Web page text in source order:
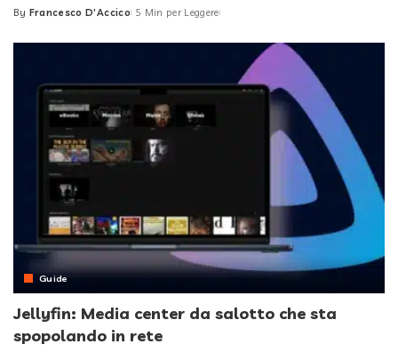
Posted
By Francesco D'Accico 5 Min per Leggere
Guide
Jellyfin: Media center da salotto che sta
spopolando in rete